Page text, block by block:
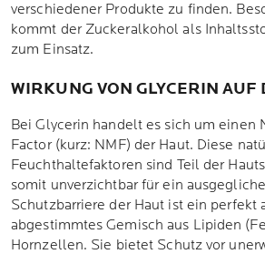
verschiedener Produkte zu finden.
kommt der Zuckeralkohol als
zum Einsatz.
WIRKUNG VON GLYCERIN AUF
Bei Glycerin handelt es sich um einen
Factor (kurz: NMF) der Haut. Diese
Feuchthaltefaktoren sind Teil der
somit unverzichtbar für ein
Schutzbarriere der Haut ist ein perfekt
abgestimmtes Gemisch aus Lipiden
Hornzellen. Sie bietet Schutz vor